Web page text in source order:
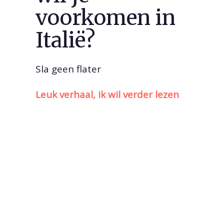
voorkomen in
Italië?
Sla geen flater
Leuk verhaal, ik wil verder lezen